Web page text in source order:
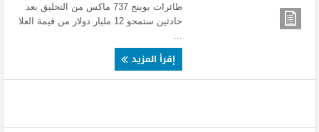
طائرات بوينج 737 ماكس من التحليق بعد
حادثين ستمحو 12 مليار دولار من قيمة العلا
إقرأ المزيد